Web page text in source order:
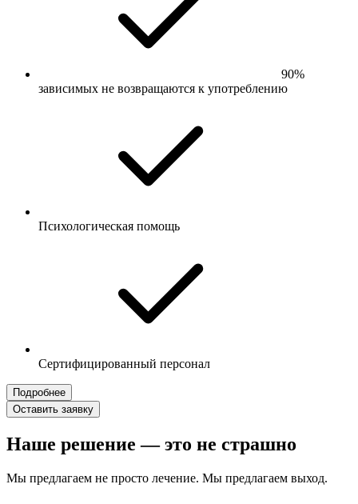
90%
зависимых не возвращаются к употреблению
Психологическая помощь
Сертифицированный персонал
Подробнее
Оставить заявку
Наше решение — это не страшно
Мы предлагаем не просто лечение. Мы предлагаем выход.